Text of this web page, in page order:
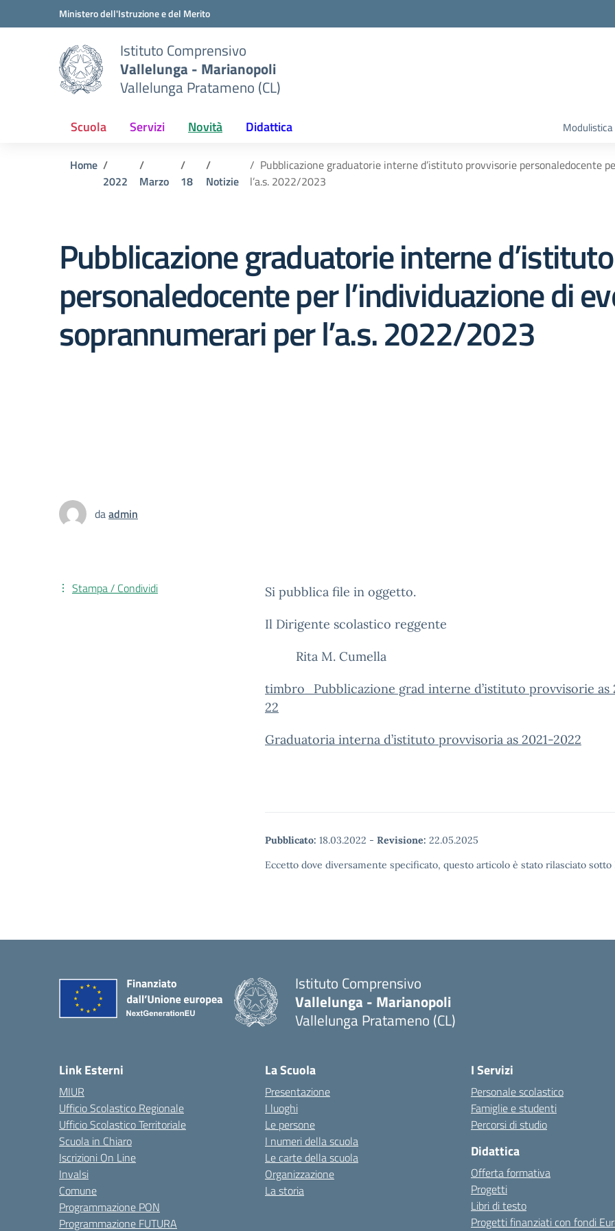
Vai ai contenuti
Vai al menu di navigazioneMinistero dell'Istruzione e del Merito
Istituto Comprensivo
Vallelunga - Marianopoli
Vallelunga Pratameno (CL)
Scuola Servizi Novità Didattica Modulistica
Home
2022
Marzo 18 Notizie
Pubblicazione graduatorie interne d’istituto provvisorie personaledocente
l’a.s. 2022/2023
Pubblicazione graduatorie interne
personaledocente per l’individuazione di
soprannumerari per l’a.s. 2022/2023
daadmin
Si pubblica file in oggetto.
Il Dirigente scolastico reggente
Rita M. Cumella
timbro_Pubblicazione grad interne d’istituto provvisorie as
22
Graduatoria interna d’istituto provvisoria as 2021-2022
Pubblicato: 18.03.2022 - Revisione: 22.05.2025
Eccetto dove diversamente specificato, questo articolo è stato rilasciato
Stampa / Condividi
Istituto Comprensivo
Vallelunga - Marianopoli
Vallelunga Pratameno (CL)
Link Esterni
MIUR
Ufficio Scolastico Regionale
Ufficio Scolastico Territoriale
Scuola in Chiaro
Iscrizioni On Line
Invalsi
Comune
Programmazione PON
Programmazione FUTURA
La Scuola
Presentazione
I luoghi
Le persone
I numeri della scuola
Le carte della scuola
Organizzazione
La storia
I Servizi
Personale scolastico
Famiglie e studenti
Percorsi di studio
Didattica
Offerta formativa
Progetti
Libri di testo
Progetti finanziati con fondi